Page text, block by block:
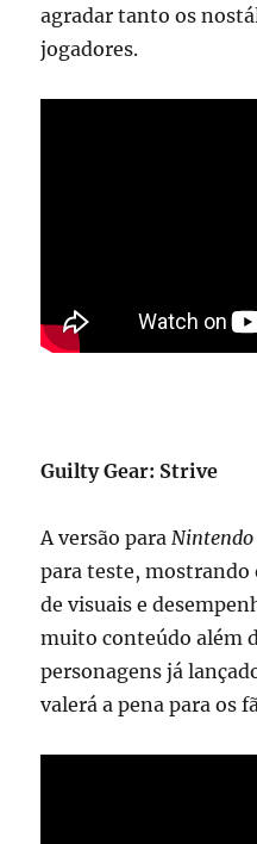
agradar tanto os
jogadores.
Guilty Gear: Strive
A versão para
para teste, mostrando
de visuais e
muito conteúdo além
personagens já
valerá a pena para os